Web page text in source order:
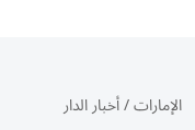
الإمارات/أخبار الدار